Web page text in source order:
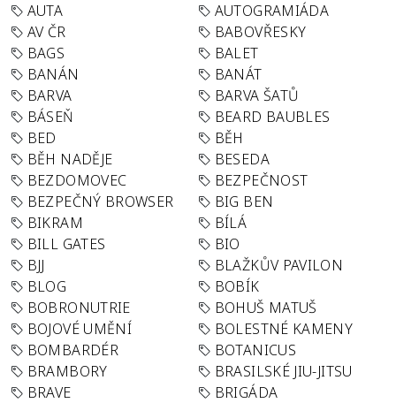
AUTA
AUTOGRAMIÁDA
AV ČR
BABOVŘESKY
BAGS
BALET
BANÁN
BANÁT
BARVA
BARVA ŠATŮ
BÁSEŇ
BEARD BAUBLES
BED
BĚH
BĚH NADĚJE
BESEDA
BEZDOMOVEC
BEZPEČNOST
BEZPEČNÝ BROWSER
BIG BEN
BIKRAM
BÍLÁ
BILL GATES
BIO
BJJ
BLAŽKŮV PAVILON
BLOG
BOBÍK
BOBRONUTRIE
BOHUŠ MATUŠ
BOJOVÉ UMĚNÍ
BOLESTNÉ KAMENY
BOMBARDÉR
BOTANICUS
BRAMBORY
BRASILSKÉ JIU-JITSU
BRAVE
BRIGÁDA